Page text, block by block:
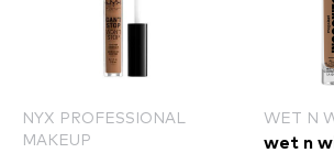
NYX PROFESSIONAL
MAKEUP
WET N
wet n